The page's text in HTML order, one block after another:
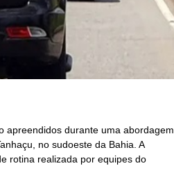
apreendidos durante uma abordagem
no sudoeste da Bahia. A
rotina realizada por equipes do